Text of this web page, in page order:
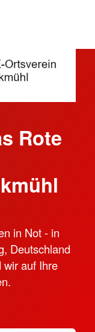
Rote
in Not - in
Deutschland
wir auf Ihre